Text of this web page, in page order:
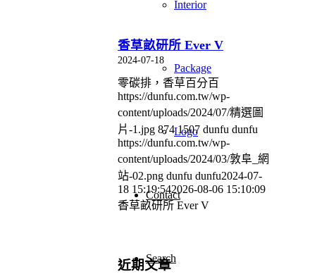
Interior
Package
Logo
Contact
Search
香草畝研所 Ever V
2024-07-18
零碳排，香草百分百
https://dunfu.com.tw/wp-
content/uploads/2024/07/精選圖
片-1.jpg 874 1507 dunfu dunfu
https://dunfu.com.tw/wp-
content/uploads/2024/03/敦阜_網
站-02.png dunfu dunfu2024-07-
18 15:19:542026-08-06 15:10:09
香草畝研所 Ever V
近期文章